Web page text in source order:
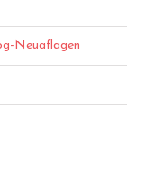
Neuaflagen